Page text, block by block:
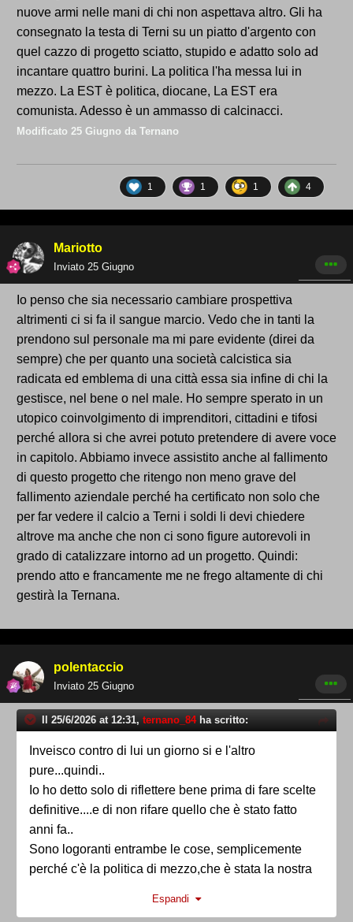
nuove armi nelle mani di chi non aspettava altro. Gli ha
consegnato la testa di Terni su un piatto d'argento con
quel cazzo di progetto sciatto, stupido e adatto solo ad
incantare quattro burini. La politica l'ha messa lui in
mezzo. La EST è politica, diocane, La EST era
comunista. Adesso è un ammasso di calcinacci.
Modificato 25 Giugno da Ternano
1 1 1 4
Mariotto
Inviato 25 Giugno
Io penso che sia necessario cambiare prospettiva
altrimenti ci si fa il sangue marcio. Vedo che in tanti la
prendono sul personale ma mi pare evidente (direi da
sempre) che per quanto una società calcistica sia
radicata ed emblema di una città essa sia infine di chi la
gestisce, nel bene o nel male. Ho sempre sperato in un
utopico coinvolgimento di imprenditori, cittadini e tifosi
perché allora si che avrei potuto pretendere di avere voce
in capitolo. Abbiamo invece assistito anche al fallimento
di questo progetto che ritengo non meno grave del
fallimento aziendale perché ha certificato non solo che
per far vedere il calcio a Terni i soldi li devi chiedere
altrove ma anche che non ci sono figure autorevoli in
grado di catalizzare intorno ad un progetto. Quindi:
prendo atto e francamente me ne frego altamente di chi
gestirà la Ternana.
polentaccio
Inviato 25 Giugno
Il 25/6/2026 at 12:31, ternano_84ha scritto:
Inveisco contro di lui un giorno si e l'altro
pure...quindi..
Io ho detto solo di riflettere bene prima di fare scelte
definitive....e di non rifare quello che è stato fatto
anni fa..
Sono logoranti entrambe le cose, semplicemente
perché c'è la politica di mezzo,che è stata la nostra
Espandi